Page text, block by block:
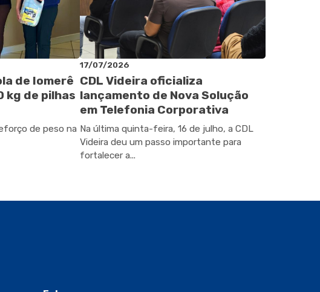
de Iomerê
kg de pilhas
de peso na
17/07/2026
CDL Videira oficializa
lançamento de Nova Solução
em Telefonia Corporativa
Na última quinta-feira, 16 de julho, a CDL
Videira deu um passo importante para
fortalecer a...